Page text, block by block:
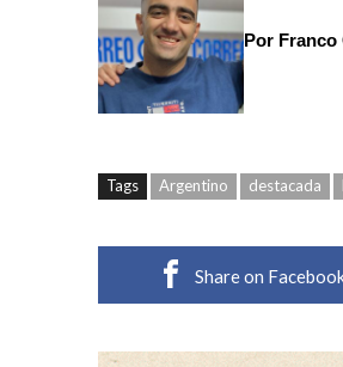
Por Franco
Tags Argentino destacada
Share on